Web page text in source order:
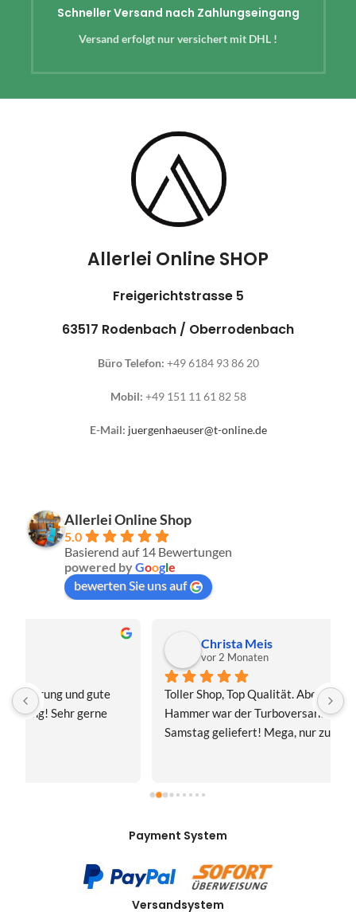
Schneller Versand nach Zahlungseingang
Versand erfolgt nur versichert mit DHL !
Allerlei Online SHOP
Freigerichtstrasse 5
63517 Rodenbach / Oberrodenbach
Büro Telefon: +49 6184 93 86 20
Mobil: +49 151 11 61 82 58
E-Mail: juergenhaeuser@t-online.de
Allerlei Online Shop
5.0
Basierend auf 14 Bewertungen
powered byGoogle
bewerten Sie uns auf
Christa Meis
Toller Shop, Top Qualität. Aber der absolute
Hammer war der Turboversand!!! Freitag bestellt,
Samstag geliefert! Mega, nur zu empfehlen👍
Payment System
Versandsystem